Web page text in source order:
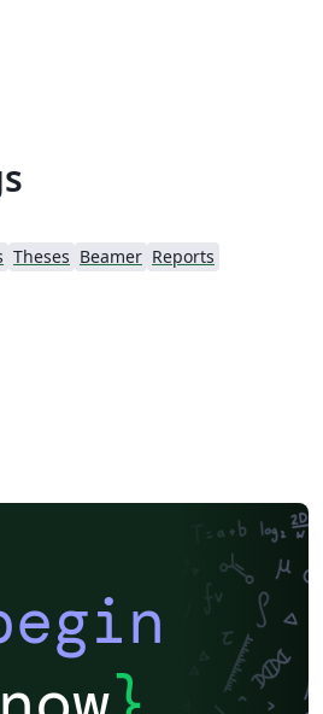
Theses Beamer Reports